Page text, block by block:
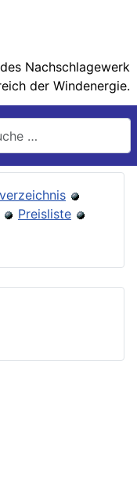
Nachschlage­werk
der Wind­energie.
Preisliste